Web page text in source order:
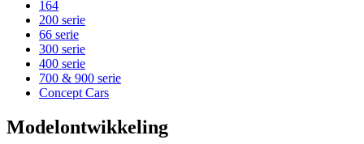
164
200 serie
66 serie
300 serie
400 serie
700 & 900 serie
Concept Cars
Modelontwikkeling